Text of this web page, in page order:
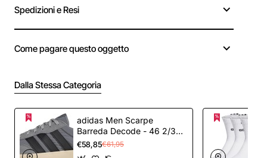
Spedizioni e Resi
Come pagare questo oggetto
Dalla Stessa Categoria
adidas Men Scarpe
Barreda Decode - 46 2/3
EU Grey Three Core Black
Grey Two
€58,85€61,95